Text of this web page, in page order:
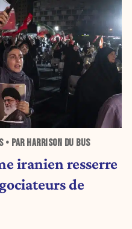
• PAR HARRISON DU BUS
iranien resserre
de